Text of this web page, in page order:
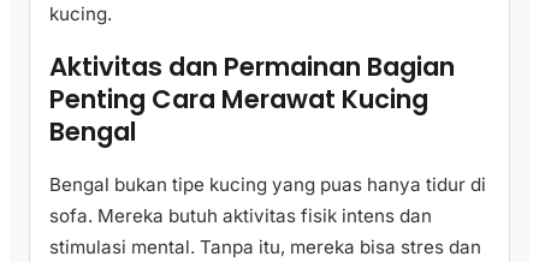
kucing.
Aktivitas dan Permainan Bagian
Penting Cara Merawat Kucing
Bengal
Bengal bukan tipe kucing yang puas hanya tidur di
sofa. Mereka butuh aktivitas fisik intens dan
stimulasi mental. Tanpa itu, mereka bisa stres dan